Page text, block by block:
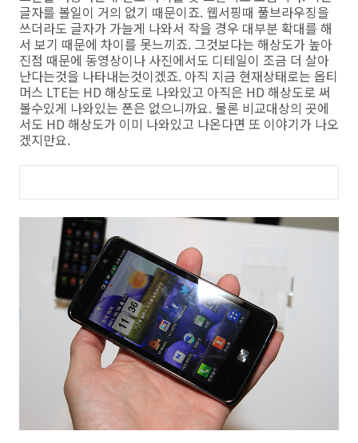
글자를 볼일이 거의 없기 때문이죠. 웹서핑때 풀브라우징을
쓰더라도 글자가 가늘게 나와서 작을 경우 대부분 확대를 해
서 보기 때문에 차이를 못느끼죠. 그것보다는 해상도가 높아
진점 때문에 동영상이나 사진에서도 디테일이 조금 더 살아
난다는것을 나타내는것이겠죠. 아직 지금 현재상태로는 옵티
머스 LTE는 HD 해상도로 나와있고 아직은 HD 해상도로 써
볼수있게 나와있는 폰은 없으니까요. 물론 비교대상의 곳에
서도 HD 해상도가 이미 나와있고 나온다면 또 이야기가 나오
겠지만요.